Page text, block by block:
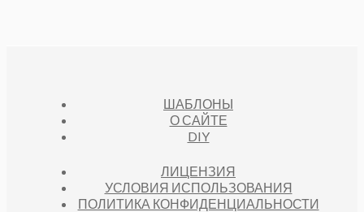
ШАБЛОНЫ
О САЙТЕ
DIY
ЛИЦЕНЗИЯ
УСЛОВИЯ ИСПОЛЬЗОВАНИЯ
ПОЛИТИКА КОНФИДЕНЦИАЛЬНОСТИ